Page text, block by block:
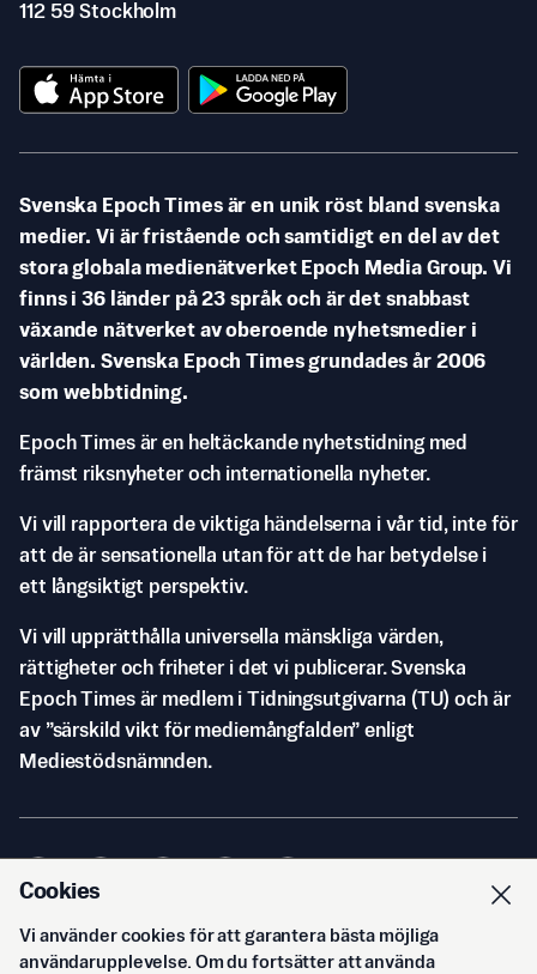
112 59 Stockholm
Svenska Epoch Times är en unik röst bland svenska
medier. Vi är fristående och samtidigt en del av det
stora globala medienätverket Epoch Media Group. Vi
finns i 36 länder på 23 språk och är det snabbast
växande nätverket av oberoende nyhetsmedier i
världen. Svenska Epoch Times grundades år 2006
som webbtidning.
Epoch Times är en heltäckande nyhetstidning med
främst riksnyheter och internationella nyheter.
Vi vill rapportera de viktiga händelserna i vår tid, inte för
att de är sensationella utan för att de har betydelse i
ett långsiktigt perspektiv.
Vi vill upprätthålla universella mänskliga värden,
rättigheter och friheter i det vi publicerar. Svenska
Epoch Times är medlem i Tidningsutgivarna (TU) och är
av ”särskild vikt för mediemångfalden” enligt
Mediestödsnämnden.
© Svenska Epoch Times AB2026
Cookies
Vi använder cookies för att garantera bästa möjliga
användarupplevelse. Om du fortsätter att använda